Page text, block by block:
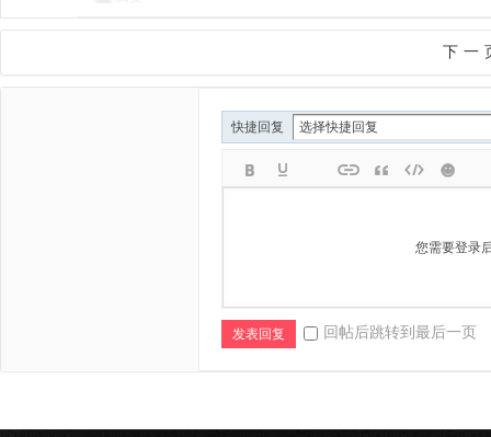
下一
快捷回复
您需要登录
发表回复 回帖后跳转到最后一页